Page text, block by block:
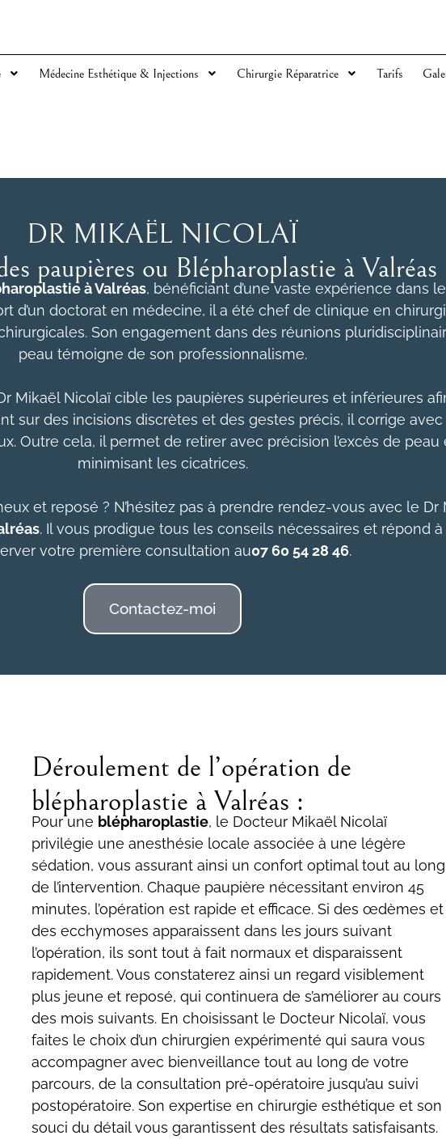
Médecine Esthétique & Injections Chirurgie Réparatrice Tarifs
DR MIKAËL NICOLAÏ
paupières ou Blépharoplastie à Valréas
à Valréas, bénéficiant d’une vaste expérience dans
d’un doctorat en médecine, il a été chef de clinique en
Son engagement dans des réunions
peau témoigne de son professionnalisme.
Mikaël Nicolaï cible les paupières supérieures et inférieures
sur des incisions discrètes et des gestes précis, il corrige
Outre cela, il permet de retirer avec précision l’excès de
minimisant les cicatrices.
et reposé ? N’hésitez pas à prendre rendez-vous avec le
. Il vous prodigue tous les conseils nécessaires et répond
votre première consultation au07 60 54 28 46.
Contactez-moi
Déroulement de l’opération de
blépharoplastie à Valréas :
Pour une blépharoplastie, le Docteur Mikaël Nicolaï
privilégie une anesthésie locale associée à une légère
sédation, vous assurant ainsi un confort optimal tout au long
de l’intervention. Chaque paupière nécessitant environ 45
minutes, l’opération est rapide et efficace. Si des œdèmes et
des ecchymoses apparaissent dans les jours suivant
l’opération, ils sont tout à fait normaux et disparaissent
rapidement. Vous constaterez ainsi un regard visiblement
plus jeune et reposé, qui continuera de s’améliorer au cours
des mois suivants. En choisissant le Docteur Nicolaï, vous
faites le choix d’un chirurgien expérimenté qui saura vous
accompagner avec bienveillance tout au long de votre
parcours, de la consultation pré-opératoire jusqu’au suivi
postopératoire. Son expertise en chirurgie esthétique et son
souci du détail vous garantissent des résultats satisfaisants.